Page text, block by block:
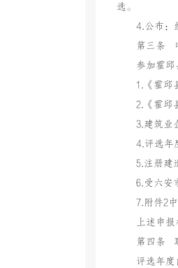
选。
4.公布：
第三条
参加霍邱
1.《霍邱
2.《霍邱
3.建筑业
4.评选年
5.注册建
6.受六安
7.附件2
上述申
第四条
评选年度